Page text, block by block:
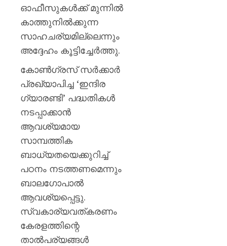
ഓഫീസുകൾക്ക് മുന്നിൽ
കാത്തുനിൽക്കുന്ന
സാഹചര്യമില്ലെന്നും
അദ്ദേഹം കൂട്ടിച്ചേർത്തു.
കോൺഗ്രസ് സർക്കാർ
പ്രഖ്യാപിച്ച ‘ഇന്ദിര
ഗ്യാരണ്ടി’ പദ്ധതികൾ
നടപ്പാക്കാൻ
ആവശ്യമായ
സാമ്പത്തിക
ബാധ്യതയെക്കുറിച്ച്
പഠനം നടത്തണമെന്നും
ബാലഗോപാൽ
ആവശ്യപ്പെട്ടു.
സ്വകാര്യവത്കരണം
കേരളത്തിന്റെ
താൽപര്യങ്ങൾ